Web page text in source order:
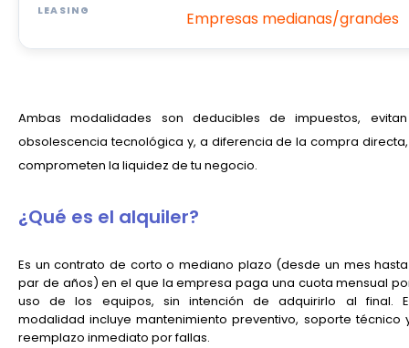
Empresas medianas/grandes
Ambas modalidades son deducibles de impuestos,
obsolescencia tecnológica y, a diferencia de la compra
comprometen la liquidez de tu negocio.
¿Qué es el alquiler?
Es un contrato de corto o mediano plazo (desde un mes
par de años) en el que la empresa paga una cuota mensual
uso de los equipos, sin intención de adquirirlo al final.
modalidad incluye mantenimiento preventivo, soporte técnico
reemplazo inmediato por fallas.